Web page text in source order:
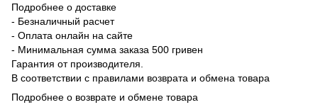
Подробнее о доставке
- Безналичный расчет
- Оплата онлайн на сайте
- Минимальная сумма заказа 500 гривен
Гарантия от производителя.
В соответствии с правилами возврата и обмена товара
Подробнее о возврате и обмене товара